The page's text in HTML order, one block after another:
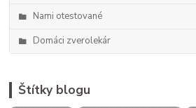
Nami otestované
Domáci zverolekár
Štítky blogu